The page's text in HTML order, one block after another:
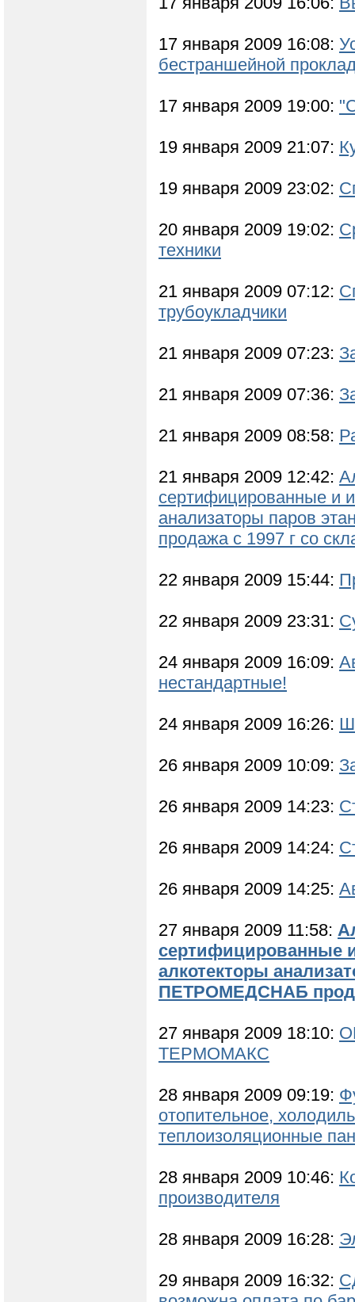
17 января 2009 16:08:
бестраншейной
17 января 2009 19:00:
19 января 2009 21:07:
19 января 2009 23:02:
20 января 2009 19:02:
техники
21 января 2009 07:12:
трубоукладчики
21 января 2009 07:23:
21 января 2009 07:36:
21 января 2009 08:58:
21 января 2009 12:42:
сертифицированные и
анализаторы паров
продажа с 1997 г со
22 января 2009 15:44:
22 января 2009 23:31:
24 января 2009 16:09:
нестандартные!
24 января 2009 16:26:
26 января 2009 10:09:
26 января 2009 14:23:
26 января 2009 14:24:
26 января 2009 14:25:
27 января 2009 11:58:
сертифицированные
алкотекторы
ПЕТРОМЕДСНАБ
27 января 2009 18:10:
ТЕРМОМАКС
28 января 2009 09:19:
отопительное,
теплоизоляционные
28 января 2009 10:46:
производителя
28 января 2009 16:28:
29 января 2009 16:32: